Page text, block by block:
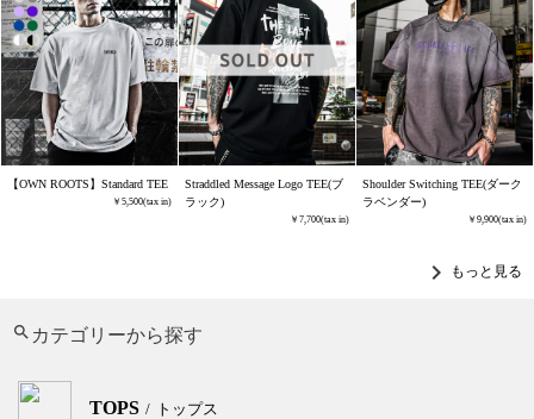
【OWN ROOTS】Standard TEE
5,500
Straddled Message Logo TEE(ブ
ラック)
7,700
Shoulder Switching TEE(ダーク
ラベンダー)
9,900
chevron_right もっと見る
カテゴリーから探す
TOPS トップス